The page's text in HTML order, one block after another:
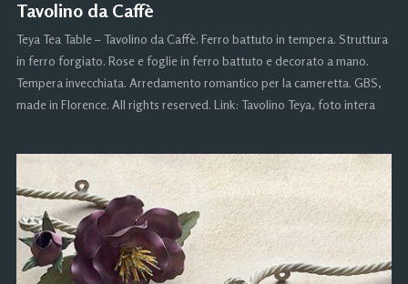
Tavolino da Caffè
Teya Tea Table – Tavolino da Caffè. Ferro battuto in tempera. Struttura
in ferro forgiato. Rose e foglie in ferro battuto e decorato a mano.
Tempera invecchiata. Arredamento romantico per la cameretta. GBS,
made in Florence. All rights reserved. Link: Tavolino Teya, foto intera